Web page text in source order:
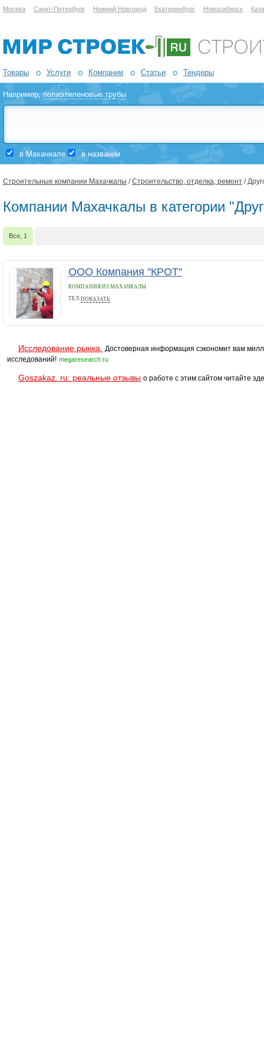
Москва Санкт-Петербург Нижний Новгород Екатеринбург Новосибирск
Товары Услуги Компании Статьи Тендеры
Например,полиэтиленовые трубы
в Махачкале в названии
Строительные компании Махачкалы /Строительство, отделка, ремонт /
Компании Махачкалы в категории
Все, 1
ООО Компания "КРОТ"
КОМПАНИЯ ИЗ МАХАЧКАЛЫ
ТЕЛ:ПОКАЗАТЬ
8928 553 40 90
Исследование рынка.
Достоверная информация сэкономит вам
исследований! megaresearch.ru
Goszakaz. ru: реальные отзывы о работе с этим сайтом читайте